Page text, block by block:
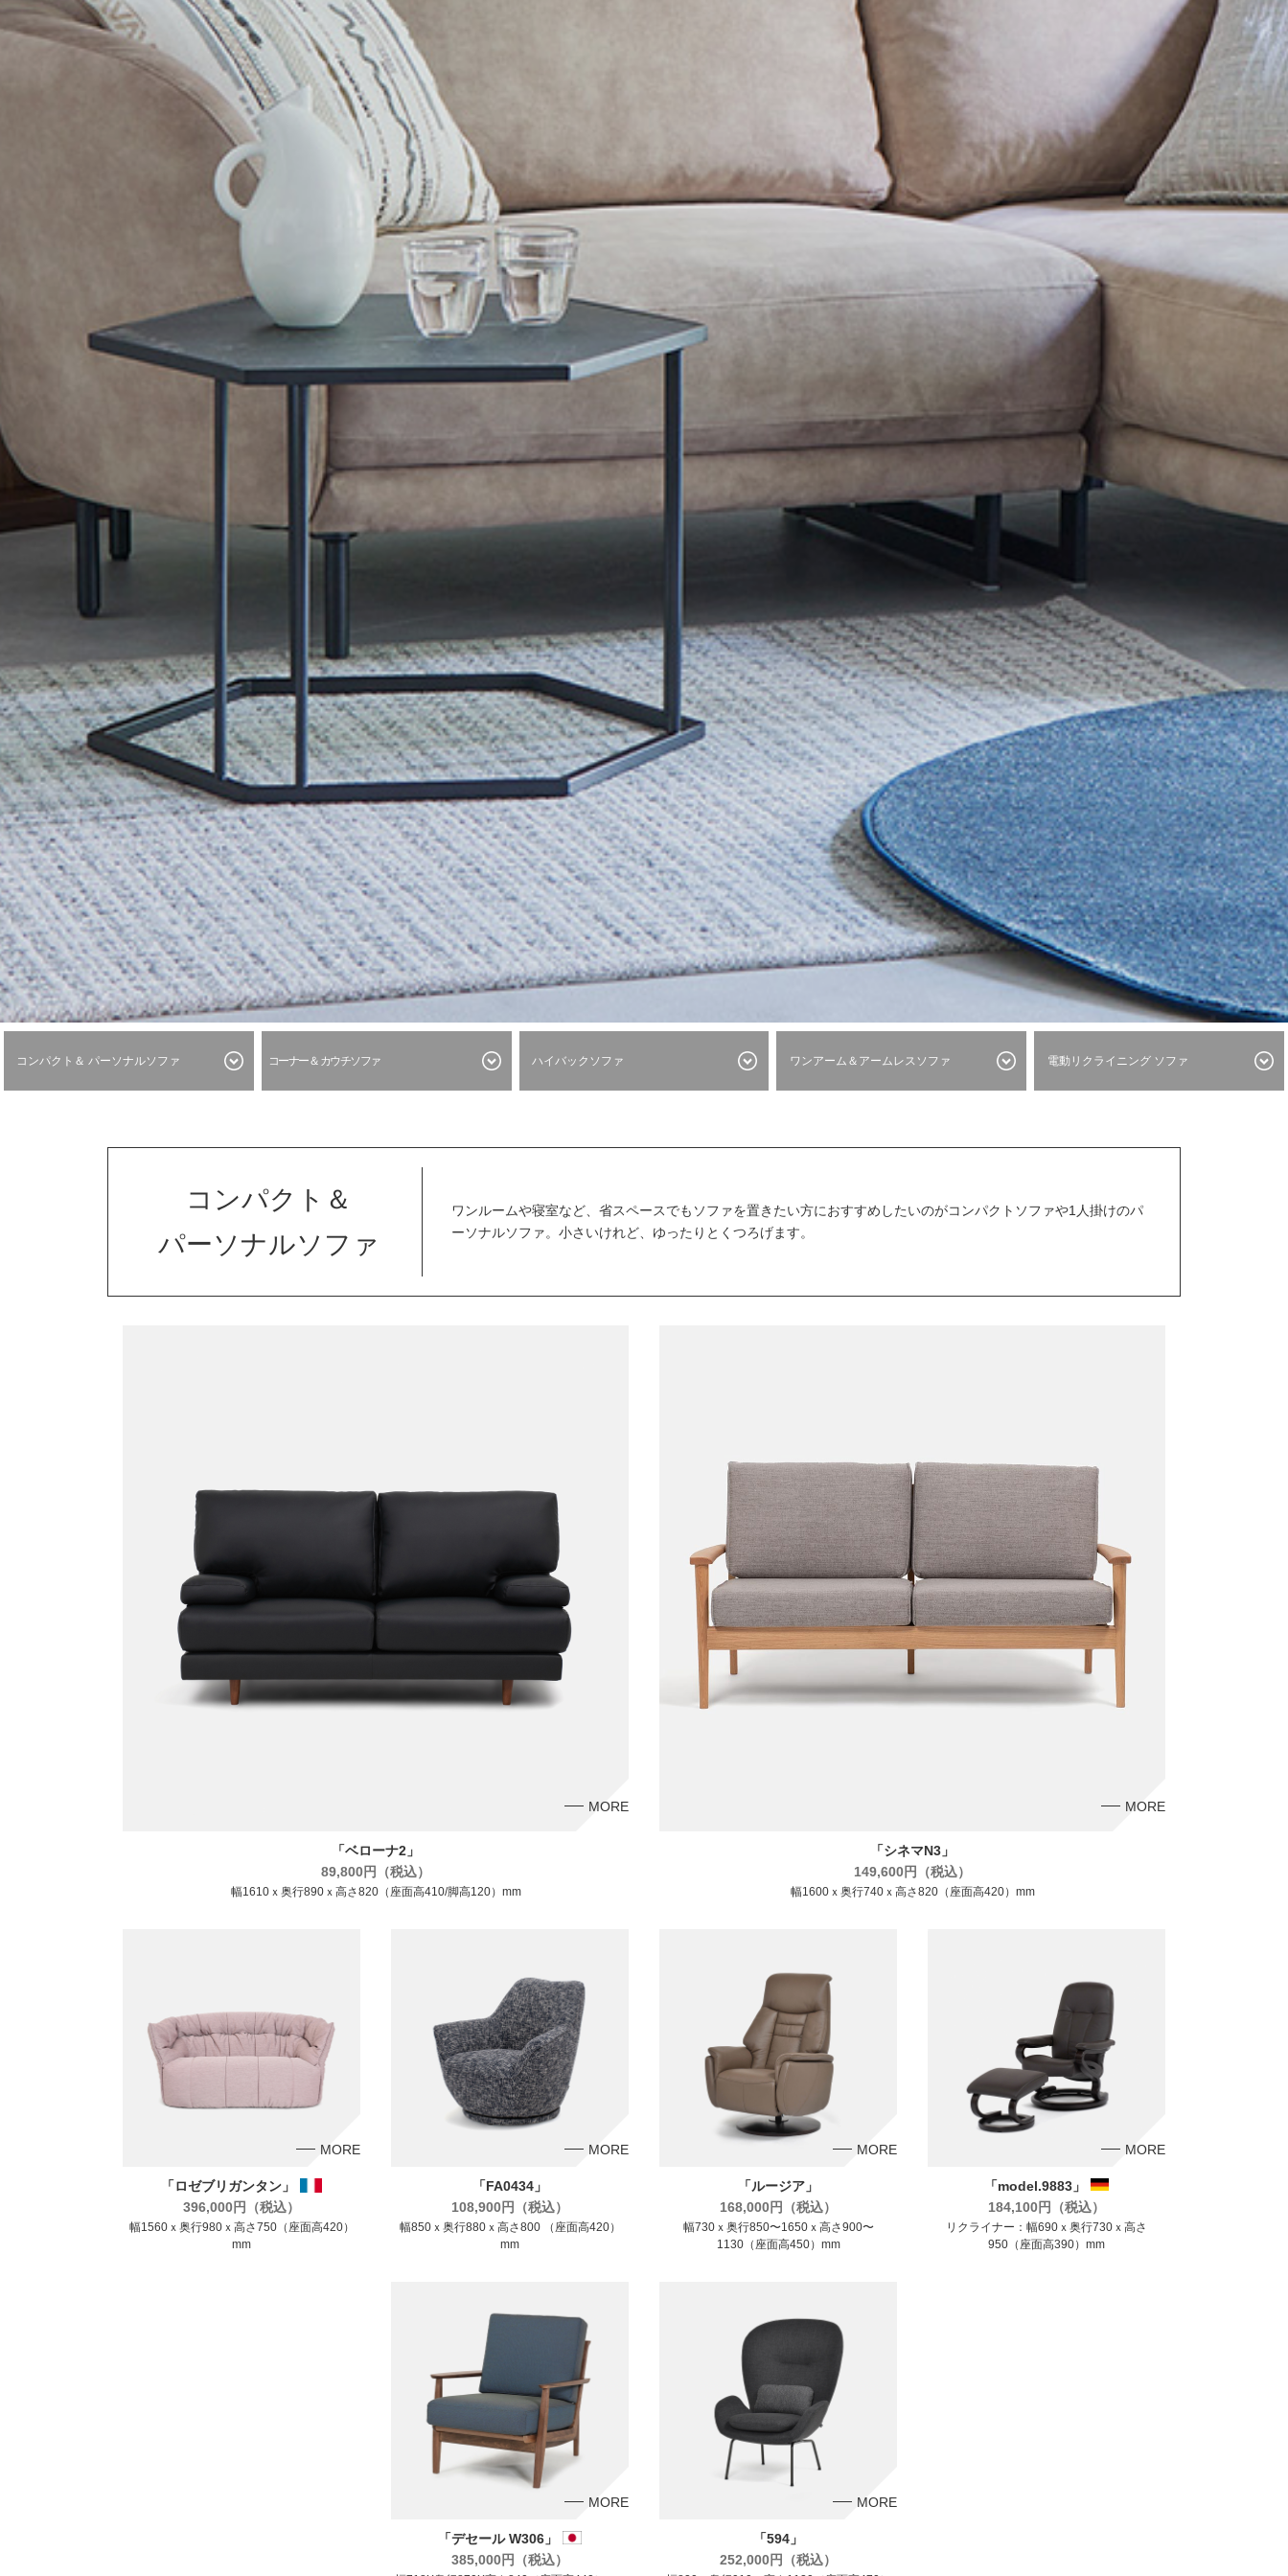
コンパクト＆ パーソナルソファ コーナー＆ カウチソファ ハイバックソファ ワンアーム＆ アームレスソファ 電動リクライニングソファ
コンパクト＆
パーソナルソファ
ワンルームや寝室など、省スペースでもソファを置きたい方におすすめしたいのがコンパクトソファや1人掛けのパ
ーソナルソファ。小さいけれど、ゆったりとくつろげます。
「ベローナ2」
89,800円（税込）
幅1610ｘ奥行890ｘ高さ820（座面高410/脚高120）mm
MORE
「シネマN3」
149,600円（税込）
幅1600ｘ奥行740ｘ高さ820（座面高420）mm
MORE
「ロゼブリガンタン」
396,000円（税込）
幅1560ｘ奥行980ｘ高さ750（座面高420）
mm
MORE
「FA0434」
108,900円（税込）
幅850ｘ奥行880ｘ高さ800 （座面高420）
mm
MORE
「ルージア」
168,000円（税込）
幅730ｘ奥行850〜1650ｘ高さ900〜
1130（座面高450）mm
MORE
「model.9883」
184,100円（税込）
リクライナー：幅690ｘ奥行730ｘ高さ
950（座面高390）mm
MORE
「デセール W306」
385,000円（税込）
MORE
「594」
252,000円（税込）
MORE